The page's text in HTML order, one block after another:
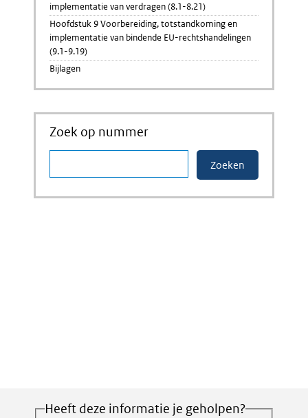
implementatie van verdragen (8.1-8.21)
Hoofdstuk 9 Voorbereiding, totstandkoming en
implementatie van bindende EU-rechtshandelingen
(9.1-9.19)
Bijlagen
Zoek op nummer
Heeft deze informatie je geholpen?